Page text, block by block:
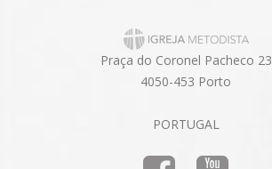
Praça do Coronel Pacheco 23
4050-453 Porto
PORTUGAL